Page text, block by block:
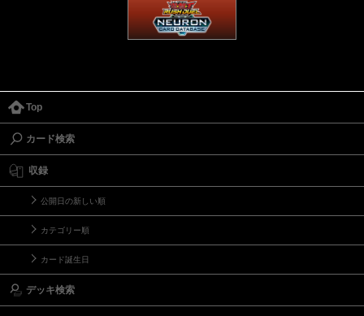
Top
カード検索
収録
公開日の新しい順
カテゴリー順
カード誕生日
デッキ検索